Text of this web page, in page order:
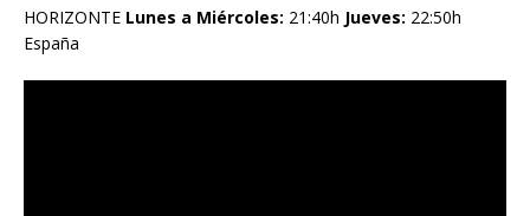
HORIZONTE Lunes a Miércoles: 21:40h Jueves: 22:50h
España